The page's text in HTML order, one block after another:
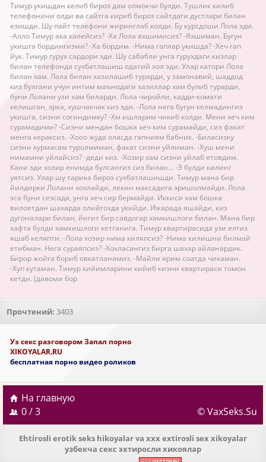
Тимур укишдан келиб бироз дам олмокчи булди. Тушлик килиб
телефонини олди ва сайтга кириб бироз сайтдаги дустлари билан
езишди. Шу пайт телефони жиринглаб колди. Бу курсдоши Лола эди.
-Алло Тимур ака калейсиз? -Ха Лола яхшимисиз? -Яхшиман. Бугун
укишга бордингизми? -Ха бордим. -Нима гаплар укишда? -Хеч гап
йук. Тимур гурух сардори эди. Шу сабабли унга гурухдаги кизлар
билан телефонда сухбатлашиш одатий хол эди. Улар катори Лола
билан хам. Лола билан хазилашиб турарди, у замонавий, шаддод
киз булгани учун интим маънодаги хазиллар хам булиб турарди,
буни Лолани узи хам биларди. Лола чиройли, кадди-комати
келишган, эрка, хушчакчак киз эди. -Лола нега бугун келмадингиз
укишга, сизни согиндимку? -Хм ишларим чикиб колди. Мени хеч ким
сурамадими? -Сизни мендан бошка хеч ким сурамайди, сиз факат
менга кераксиз. -Хооо жуда оласда гапниям бабник. -Биласизку
сизни курмасам туролмиман, факат сизни уйлиман. -Хуш мени
нимамни уйлайсиз? -деди киз. -Хозир хам сизни уйлаб етовдим.
Кани эди хозир енимда булсангиз сиз билан... -Э булди килинг
уятсиз. Улар шу тарика бироз сухбатлашишди. Тимур мана бир
йилдирки Лолани хохлайди, лекин максадига эришолмайди. Лола
эса буни сезсада, унга хеч сир бермайди. Иккиси хам бошка
вилоятдан шахарда олийгохда укийди. Ижарада яшайди, киз
дугоналари билан, йигит бир савдогар хамкишлоги билан. Мана бир
хафта булди хамкишлоги кетганига. Тимур квартирасида узи елгиз
яшаб келяпти. -Лола хозир нима киляпсиз? -Нима килишни билмай
етибман. Нега сураяпсиз? -Хохласангиз бирга шахар айланардик.
Бирор жойга бориб овкатланамиз. -Майли ярим соатда чикаман.
-Хуп кутаман. Тимур кийимларини кийиб кизни квартираси томон
кетди. (давоми бор
Прочтений: 3403
Уз секс разговором Запал порно
XIKOYALAR.RU
бесплатная порно видео роликов
На главную
0 / 3
© VaxSeks.Su
Ehtirosli erotik seks hikoyalar va xxx extirosli sex xikoyalar
узбекча секс эхтиросли хикоялар